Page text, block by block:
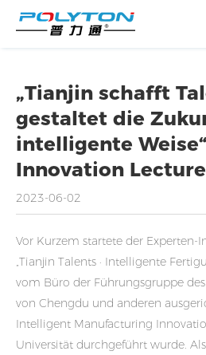
„Tianjin schafft
gestaltet die
intelligente
Innovation
2023-06-02
Vor Kurzem startete der Experten-
„Tianjin Talents · Intelligente
vom Büro der Führungsgruppe
von Chengdu und anderen
Intelligent Manufacturing
Universität durchgeführt wurde.